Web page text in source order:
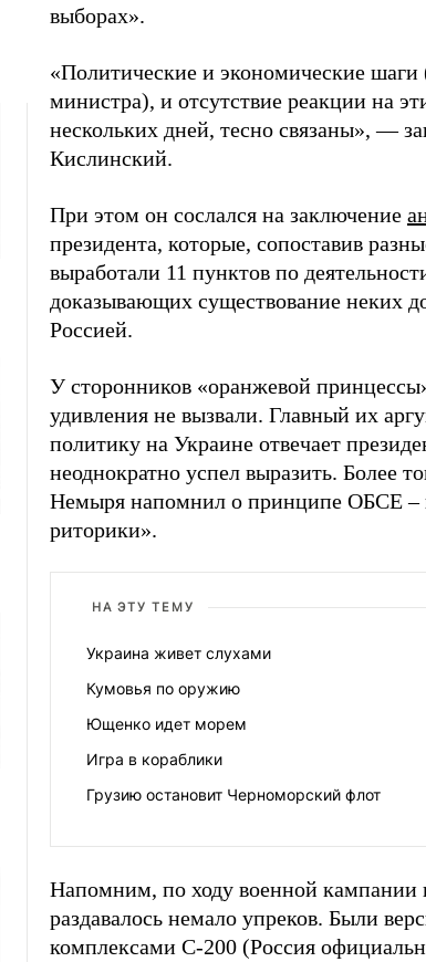
выборах».
«Политические и экономические
министра), и отсутствие реакции на
нескольких дней, тесно связаны», —
Кислинский.
При этом он сослался на заключение
президента, которые, сопоставив
выработали 11 пунктов по
доказывающих существование неких
Россией.
У сторонников «оранжевой
удивления не вызвали. Главный их
политику на Украине отвечает
неоднократно успел выразить. Более
Немыря напомнил о принципе ОБСЕ –
риторики».
НА ЭТУ ТЕМУ
Украина живет слухами
Кумовья по оружию
Ющенко идет морем
Игра в кораблики
Грузию остановит Черноморский флот
Напомним, по ходу военной кампании
раздавалось немало упреков. Были
комплексами С-200 (Россия